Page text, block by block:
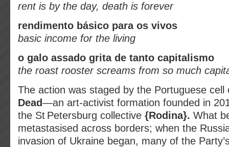
rent is by the day, death is forever
rendimento básico para os vivos
basic income for the living
o galo assado grita de tanto capitalismo
the roast rooster screams from so much
The action was staged by the Portuguese
Dead—an art‑activist formation founded in
the St Petersburg collective {Rodina}. What
metastasised across borders; when the
invasion of Ukraine began, many of the